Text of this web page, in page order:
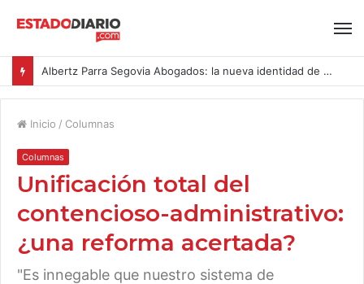
Albertz Parra Segovia Abogados: la nueva identidad de Segovia Consulting
Inicio / Columnas
Columnas
Unificación total del
contencioso-administrativo:
¿una reforma acertada?
"Es innegable que nuestro sistema de